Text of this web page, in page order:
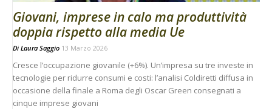
Giovani, imprese in calo ma produttività
doppia rispetto alla media Ue
Di Laura Saggio 13 Marzo 2026
Cresce l’occupazione giovanile (+6%). Un’impresa su tre investe in
tecnologie per ridurre consumi e costi: l’analisi Coldiretti diffusa in
occasione della finale a Roma degli Oscar Green consegnati a
cinque imprese giovani